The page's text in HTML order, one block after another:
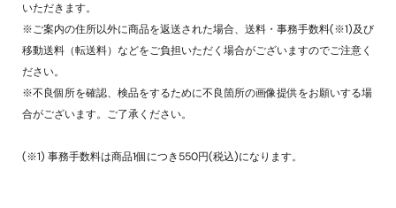
いただきます。
※ご案内の住所以外に商品を返送された場合、送料・事務手数料(※1)及び
移動送料（転送料）などをご負担いただく場合がございますのでご注意く
ださい。
※不良個所を確認、検品をするために不良箇所の画像提供をお願いする場
合がございます。ご了承ください。
(※1) 事務手数料は商品1個につき550円(税込)になります。